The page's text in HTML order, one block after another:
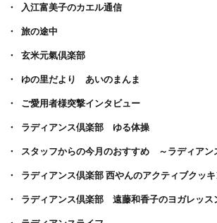
入江富美子のカエル通信
旅の途中
玄米元氣倶楽部
ゆの里だより あいのまんま
ご愛用者様突撃インタビュー
ラディアンス倶楽部 ゆる体操
スタッフからの今月のおすすめ ～ラディアン
ラディアンス倶楽部 西やんのアクティブクッ
ラディアンス倶楽部 遠藤和香子のヨガレッス